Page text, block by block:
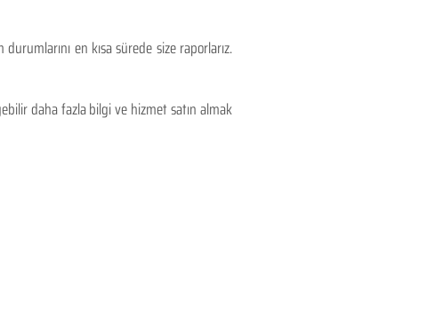
en kısa sürede size raporlarız.
daha fazla bilgi ve hizmet satın almak